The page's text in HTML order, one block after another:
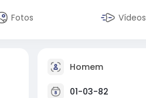
Fotos Vídeos
Homem
01-03-82